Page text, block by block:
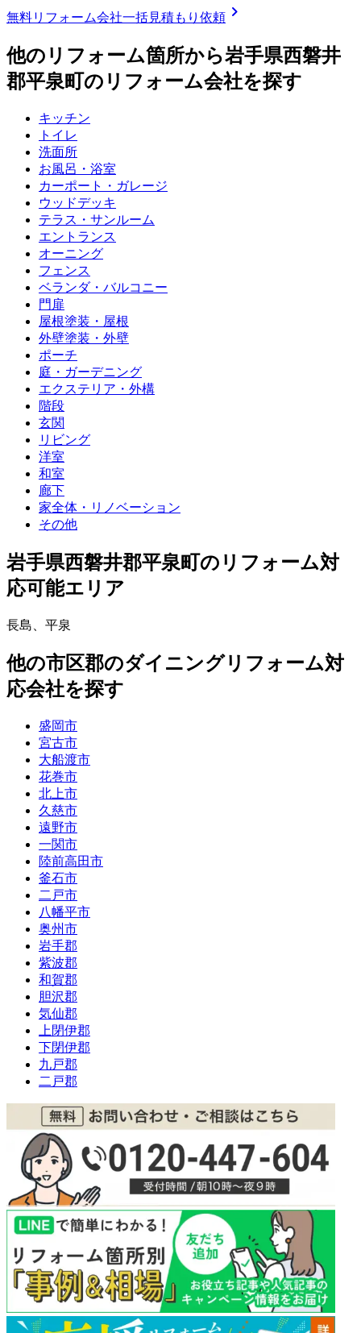
無料リフォーム会社一括見積もり依頼 chevron_right
他のリフォーム箇所から岩手県西磐井
郡平泉町のリフォーム会社を探す
キッチン
トイレ
洗面所
お風呂・浴室
カーポート・ガレージ
ウッドデッキ
テラス・サンルーム
エントランス
オーニング
フェンス
ベランダ・バルコニー
門扉
屋根塗装・屋根
外壁塗装・外壁
ポーチ
庭・ガーデニング
エクステリア・外構
階段
玄関
リビング
洋室
和室
廊下
家全体・リノベーション
その他
岩手県西磐井郡平泉町のリフォーム対
応可能エリア
長島 平泉
他の市区郡のダイニングリフォーム対
応会社を探す
盛岡市
宮古市
大船渡市
花巻市
北上市
久慈市
遠野市
一関市
陸前高田市
釜石市
二戸市
八幡平市
奥州市
岩手郡
紫波郡
和賀郡
胆沢郡
気仙郡
上閉伊郡
下閉伊郡
九戸郡
二戸郡